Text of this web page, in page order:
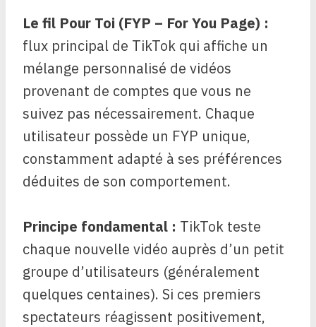
Le fil Pour Toi (FYP – For You Page) :
flux principal de TikTok qui affiche un
mélange personnalisé de vidéos
provenant de comptes que vous ne
suivez pas nécessairement. Chaque
utilisateur possède un FYP unique,
constamment adapté à ses préférences
déduites de son comportement.
Principe fondamental : TikTok teste
chaque nouvelle vidéo auprès d’un petit
groupe d’utilisateurs (généralement
quelques centaines). Si ces premiers
spectateurs réagissent positivement,